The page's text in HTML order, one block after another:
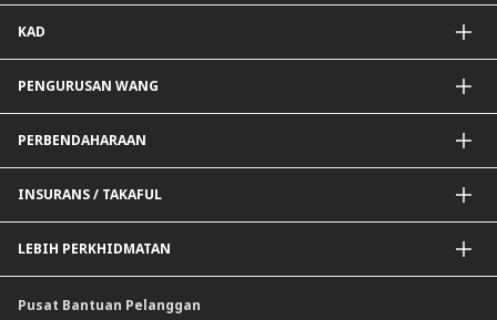
Pembiayaan Pakej
Pembiayaan Peralatan
Pembiayaan Skim Kerajaan / BNM
Pembiayaan Projek
Rangkuman Kewangan BNM untuk PKS
Pembiayaan Perusahaan Automotif
ExportTrades@CIMB
Guarantees@CIMB
Perkhidmatan Tambahan
Borang Permohonan Perdagangan
KAD
Kad Kredit
Penyelesaian Kad Korporat
PENGURUSAN WANG
Kutipan@CIMB
Saluran Penyampaian
PERBENDAHARAAN
Kadar Faedah
Kadar Keuntungan
Penyelesaian Perlindungan Nilai Komoditi
INSURANS / TAKAFUL
Insurans Am / Takaful
LEBIH PERKHIDMATAN
Pusat Bantuan Pelanggan